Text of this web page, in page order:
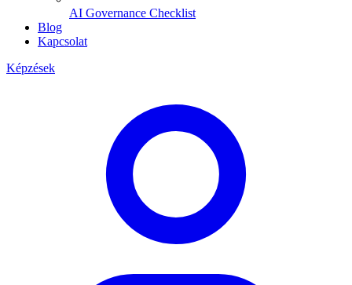
AI Governance Checklist
Blog
Kapcsolat
Képzések